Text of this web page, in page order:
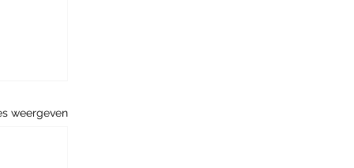
weergeven